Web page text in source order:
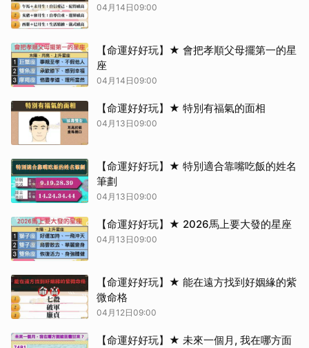
04月14日09:00
【命運好好玩】★ 會把孝順父母擺第一的星
座
04月14日09:00
【命運好好玩】★ 特別有福氣的面相
04月13日09:00
【命運好好玩】★ 特別適合靠嘴吃飯的姓名
筆劃
04月13日09:00
【命運好好玩】★ 2026馬上要大發的星座
04月13日09:00
【命運好好玩】★ 能在遠方找到好姻緣的紫
微命格
04月12日09:00
【命運好好玩】★ 未來一個月, 我在哪方面